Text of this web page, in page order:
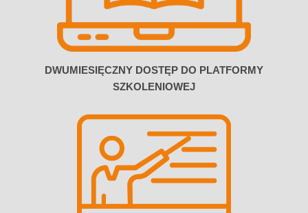
DWUMIESIĘCZNY DOSTĘP DO PLATFORMY
SZKOLENIOWEJ